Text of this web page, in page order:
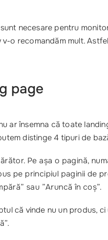
necesare pentru
o recomandăm mult.
page
ar însemna că toate
distinge 4 tipuri de
Pe așa o pagină,
pe principiul paginii de
sau ”Aruncă în coș”.
că vinde nu un produs,